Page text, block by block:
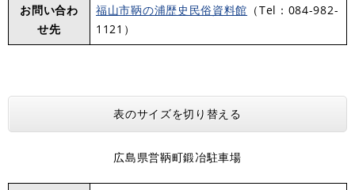
お問い合わ
せ先
福山市鞆の浦歴史民俗資料館 （Tel：084-982-
1121）
表のサイズを切り替える
広島県営鞆町鍛冶駐車場